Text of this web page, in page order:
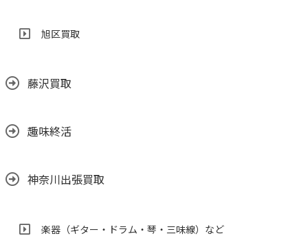
旭区買取
藤沢買取
趣味終活
神奈川出張買取
楽器（ギター・ドラム・琴・三味線）など